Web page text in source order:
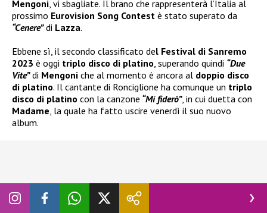
Mengoni , vi sbagliate. Il brano che rappresenterà l’Italia al
prossimo Eurovision Song Contest è stato superato da
“Cenere”di Lazza.
Ebbene sì, il secondo classificato del Festival di Sanremo
2023 è oggi triplo disco di platino , superando quindi “Due
Vite”di Mengoni che al momento è ancora al doppio disco
di platino. Il cantante di Ronciglione ha comunque un triplo
disco di platino con la canzone “Mi fiderò”, in cui duetta con
Madame , la quale ha fatto uscire venerdì il suo nuovo
album.